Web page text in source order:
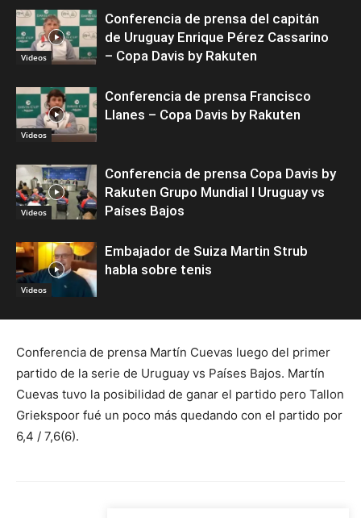
Videos
Conferencia de prensa del capitán
de Uruguay Enrique Pérez Cassarino
– Copa Davis by Rakuten
Videos
Conferencia de prensa Francisco
Llanes – Copa Davis by Rakuten
Videos
Conferencia de prensa Copa Davis by
Rakuten Grupo Mundial I Uruguay vs
Países Bajos
Videos
Embajador de Suiza Martin Strub
habla sobre tenis
Conferencia de prensa Martín Cuevas luego del primer
partido de la serie de Uruguay vs Países Bajos. Martín
Cuevas tuvo la posibilidad de ganar el partido pero Tallon
Griekspoor fué un poco más quedando con el partido por
6,4 / 7,6(6).